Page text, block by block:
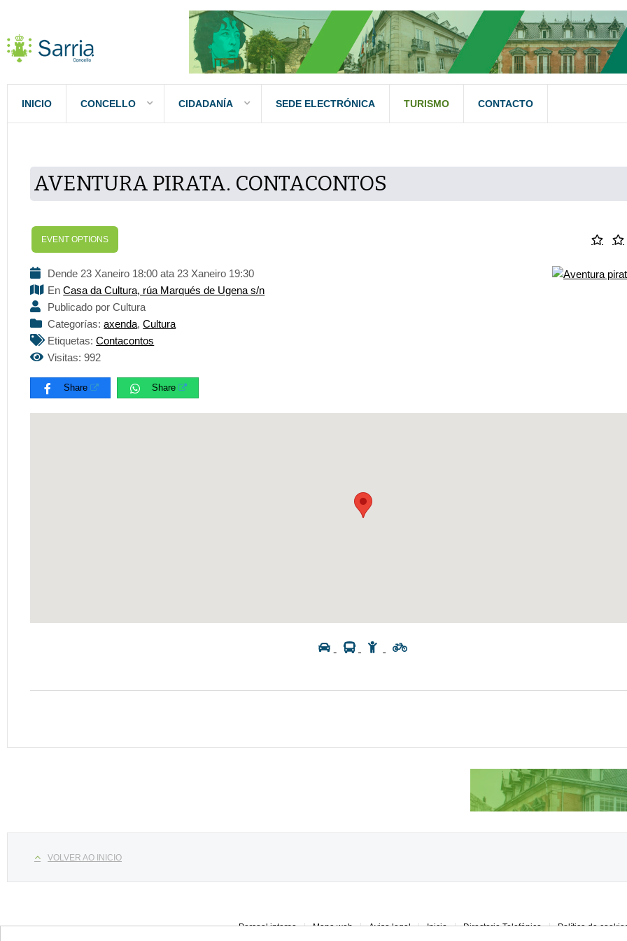
INICIO CONCELLO CIDADANÍA SEDE ELECTRÓNICA TURISMO CONTACTO
AVENTURA PIRATA. CONTACONTOS
EVENT OPTIONS
Dende 23 Xaneiro 18:00 ata 23 Xaneiro 19:30
EnCasa da Cultura, rúa Marqués de Ugena s/n
Publicado por Cultura
Categorías:axenda,Cultura
Etiquetas:Contacontos
Visitas: 992
Share Share
VOLVER AO INICIO
Persoal interno Mapa web Aviso legal Inicio Directorio Telefónico Política de